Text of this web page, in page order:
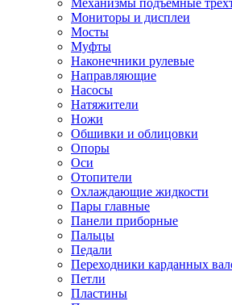
Механизмы подъемные
Мониторы и дисплеи
Мосты
Муфты
Наконечники рулевые
Направляющие
Насосы
Натяжители
Ножи
Обшивки и облицовки
Опоры
Оси
Отопители
Охлаждающие жидкости
Пары главные
Панели приборные
Пальцы
Педали
Переходники карданных
Петли
Пластины